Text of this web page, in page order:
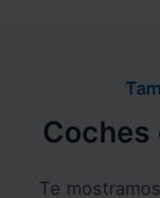
Coches
Te